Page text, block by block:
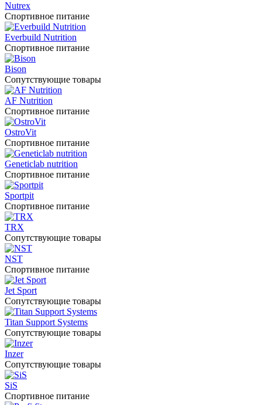
Nutrex
Спортивное питание
Everbuild Nutrition
Спортивное питание
Bison
Сопутствующие товары
AF Nutrition
Спортивное питание
OstroVit
Спортивное питание
Geneticlab nutrition
Спортивное питание
Sportpit
Спортивное питание
TRX
Сопутствующие товары
NST
Спортивное питание
Jet Sport
Сопутствующие товары
Titan Support Systems
Сопутствующие товары
Inzer
Сопутствующие товары
SiS
Спортивное питание